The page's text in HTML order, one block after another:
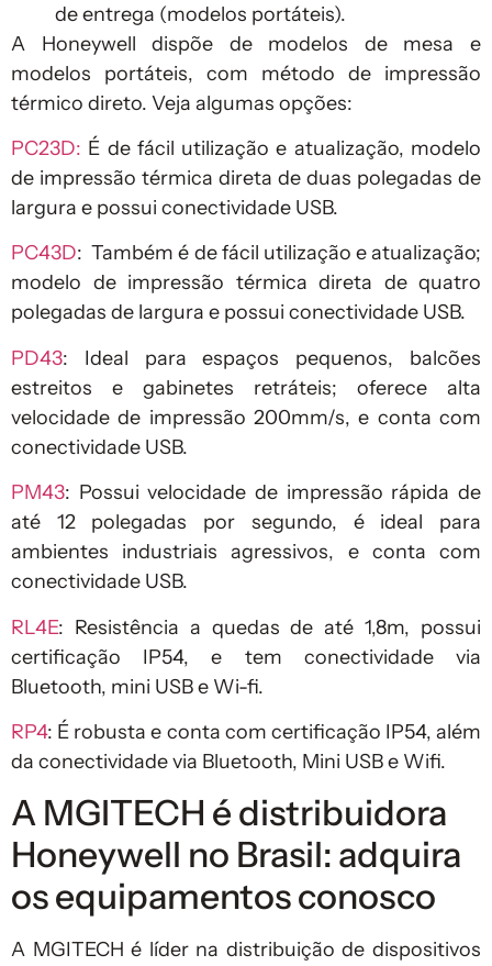
de entrega (modelos portáteis).
A Honeywell dispõe de modelos de mesa e
modelos portáteis, com método de impressão
térmico direto. Veja algumas opções:
PC23D: É de fácil utilização e atualização, modelo
de impressão térmica direta de duas polegadas de
largura e possui conectividade USB.
PC43D: Também é de fácil utilização e atualização;
modelo de impressão térmica direta de quatro
polegadas de largura e possui conectividade USB.
PD43: Ideal para espaços pequenos, balcões
estreitos e gabinetes retráteis; oferece alta
velocidade de impressão 200mm/s, e conta com
conectividade USB.
PM43: Possui velocidade de impressão rápida de
até 12 polegadas por segundo, é ideal para
ambientes industriais agressivos, e conta com
conectividade USB.
RL4E: Resistência a quedas de até 1,8m, possui
certificação IP54, e tem conectividade via
Bluetooth, mini USB e Wi-fi.
RP4: É robusta e conta com certificação IP54, além
da conectividade via Bluetooth, Mini USB e Wifi.
A MGITECH é distribuidora
Honeywell no Brasil: adquira
os equipamentos conosco
A MGITECH é líder na distribuição de dispositivos